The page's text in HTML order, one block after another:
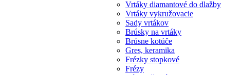
Vrtáky diamantové do dlažby
Vrtáky vykružovacie
Sady vrtákov
Brúsky na vrtáky
Brúsne kotúče
Gres, keramika
Frézky stopkové
Frézy